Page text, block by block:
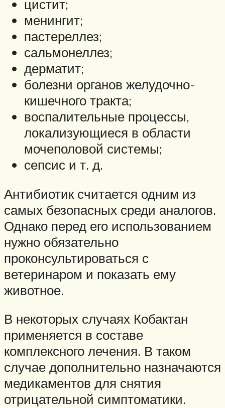
цистит;
менингит;
пастереллез;
сальмонеллез;
дерматит;
болезни органов желудочно-
кишечного тракта;
воспалительные процессы,
локализующиеся в области
мочеполовой системы;
сепсис и т. д.
Антибиотик считается одним из
самых безопасных среди аналогов.
Однако перед его использованием
нужно обязательно
проконсультироваться с
ветеринаром и показать ему
животное.
В некоторых случаях Кобактан
применяется в составе
комплексного лечения. В таком
случае дополнительно назначаются
медикаментов для снятия
отрицательной симптоматики.